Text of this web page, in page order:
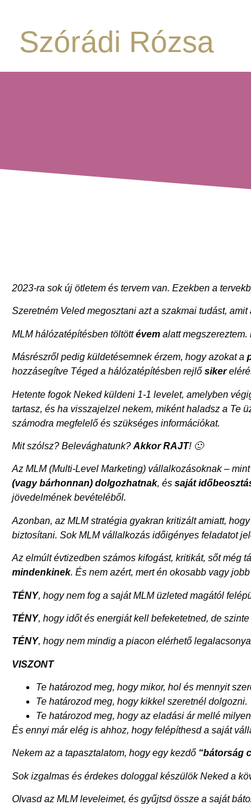
Szórádi Rózsa
2023-ra sok új ötletem és tervem van. Ezekben a
Szeretném Veled megosztani azt a szakmai tudást, amit
MLM hálózatépítésben töltöttévem alatt
Másrészről pedig küldetésemnek érzem, hogy azokat a
hozzásegítve Téged a hálózatépítésben rejlő siker
Hetente fogok Neked küldeni 1-1 levelet, amelyben
tartasz, és ha visszajelzel nekem, miként haladsz a Te
számodra megfelelő és szükséges információkat.
Mit szólsz? Belevághatunk? Akkor RAJT! 🙂
Az MLM (Multi-Level Marketing) vállalkozásoknak –
(vagy bárhonnan) dolgozhatnak, és saját
jövedelmének bevételéből.
Azonban, az MLM stratégia gyakran kritizált amiatt,
biztosítani. Sok MLM vállalkozás időigényes feladatot
Az elmúlt évtizedben számos kifogást, kritikát, sőt még
mindenkinek. És nem azért, mert én okosabb vagy
TÉNY, hogy nem fog a saját MLM üzleted magától
TÉNY, hogy időt és energiát kell befeketetned, de
TÉNY, hogy nem mindig a piacon elérhető
VISZONT
Te határozod meg, hogy mikor, hol és mennyit
Te határozod meg, hogy kikkel szeretnél dolgozni.
Te határozod meg, hogy az eladási ár mellé
És ennyi már elég is ahhoz, hogy felépíthesd a saját
Nekem az a tapasztalatom, hogy egy kezdő “bátorság
Sok izgalmas és érdekes dologgal készülök Neked a
Olvasd az MLM leveleimet, és gyűjtsd össze a saját